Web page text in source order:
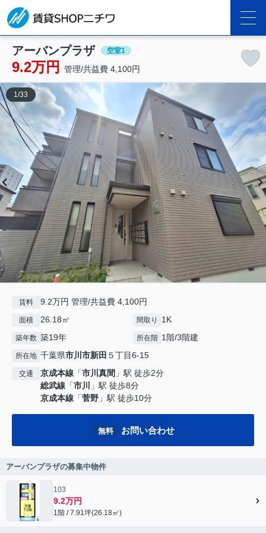
アーバンプラザ 空室1
9.2万円 管理/共益費 4,100円
1 /33
賃料 9.2万円 管理/共益費 4,100円
面積 26.18㎡ 間取り 1K
築年数 築19年 所在階 1階/3階建
所在地 千葉県市川市新田 ５丁目6-15
交通 京成本線 「市川真間 」駅 徒歩2分
総武線 「市川
」駅 徒歩8分
京成本線 「菅野 」駅 徒歩10分
無料 お問い合わせ
アーバンプラザの募集中物件
103
9.2万円
1階 / 7.91坪(26.18㎡)